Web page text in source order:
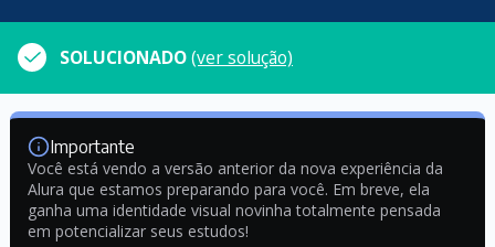
SOLUCIONADO(ver solução)
Importante
Você está vendo a versão anterior da nova experiência da
Alura que estamos preparando para você. Em breve, ela
ganha uma identidade visual novinha totalmente pensada
em potencializar seus estudos!